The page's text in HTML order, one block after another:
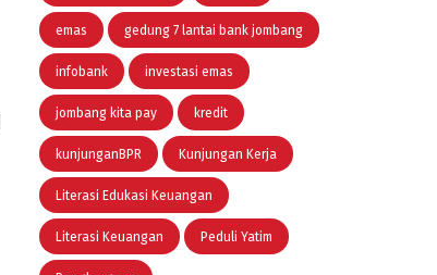
emas gedung 7 lantai bank jombang
infobank investasi emas
jombang kita pay kredit
kunjunganBPR Kunjungan Kerja
Literasi Edukasi Keuangan
Literasi Keuangan Peduli Yatim